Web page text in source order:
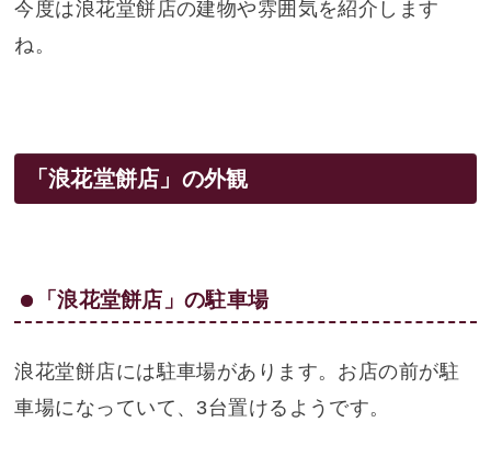
今度は浪花堂餅店の建物や雰囲気を紹介します
ね。
「浪花堂餅店」の外観
「浪花堂餅店」の駐車場
浪花堂餅店には駐車場があります。お店の前が駐
車場になっていて、3台置けるようです。